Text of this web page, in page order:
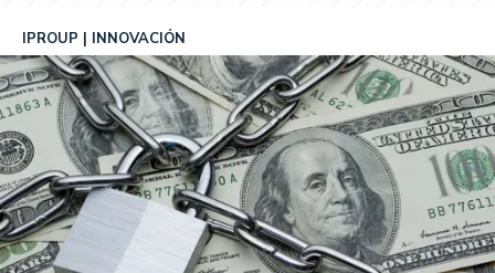
IPROUP INNOVACIÓN